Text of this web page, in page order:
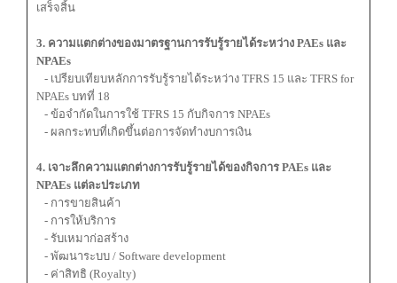
เสร็จสิ้น
3. ความแตกต่างของมาตรฐานการรับรู้รายได้ระหว่าง PAEs และ
NPAEs
- เปรียบเทียบหลักการรับรู้รายได้ระหว่าง TFRS 15 และ TFRS for
NPAEs บทที่ 18
- ข้อจำกัดในการใช้ TFRS 15 กับกิจการ NPAEs
- ผลกระทบที่เกิดขึ้นต่อการจัดทำงบการเงิน
4. เจาะลึกความแตกต่างการรับรู้รายได้ของกิจการ PAEs และ
NPAEs แต่ละประเภท
- การขายสินค้า
- การให้บริการ
- รับเหมาก่อสร้าง
- พัฒนาระบบ / Software development
- ค่าสิทธิ (Royalty)